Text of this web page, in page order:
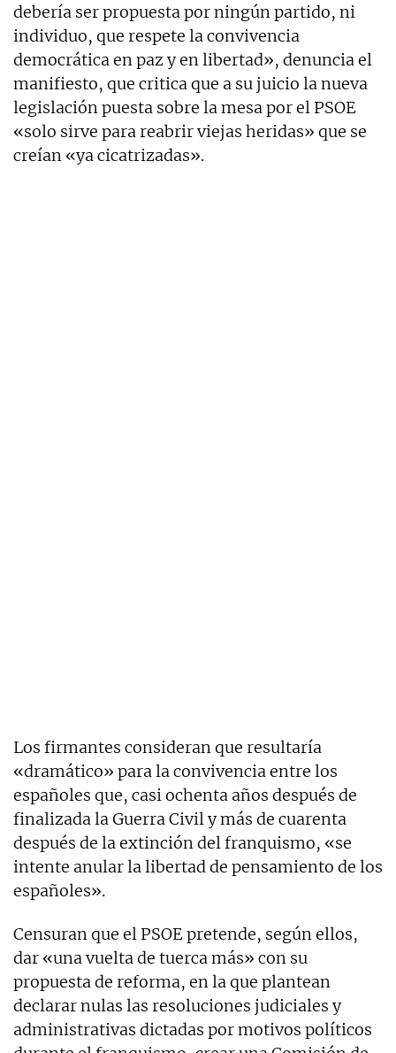
debería ser propuesta por ningún partido, ni
individuo, que respete la convivencia
democrática en paz y en libertad», denuncia el
manifiesto, que critica que a su juicio la nueva
legislación puesta sobre la mesa por el PSOE
«solo sirve para reabrir viejas heridas» que se
creían «ya cicatrizadas».
Los firmantes consideran que resultaría
«dramático» para la convivencia entre los
españoles que, casi ochenta años después de
finalizada la Guerra Civil y más de cuarenta
después de la extinción del franquismo, «se
intente anular la libertad de pensamiento de los
españoles».
Censuran que el PSOE pretende, según ellos,
dar «una vuelta de tuerca más» con su
propuesta de reforma, en la que plantean
declarar nulas las resoluciones judiciales y
administrativas dictadas por motivos políticos